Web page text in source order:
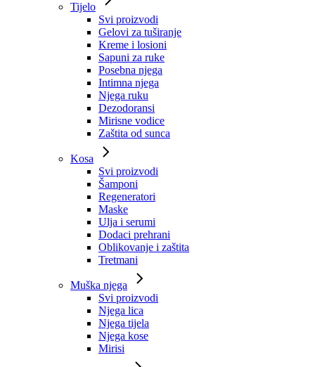
Tijelo
Svi proizvodi
Gelovi za tuširanje
Kreme i losioni
Sapuni za ruke
Posebna njega
Intimna njega
Njega ruku
Dezodoransi
Mirisne vodice
Zaštita od sunca
Kosa
Svi proizvodi
Šamponi
Regeneratori
Maske
Ulja i serumi
Dodaci prehrani
Oblikovanje i zaštita
Tretmani
Muška njega
Svi proizvodi
Njega lica
Njega tijela
Njega kose
Mirisi